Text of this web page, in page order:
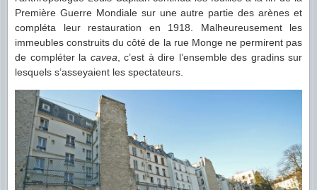
Première Guerre Mondiale sur une autre partie des arènes et
compléta leur restauration en 1918. Malheureusement les
immeubles construits du côté de la rue Monge ne permirent pas
de compléter la cavea, c’est à dire l’ensemble des gradins sur
lesquels s’asseyaient les spectateurs.